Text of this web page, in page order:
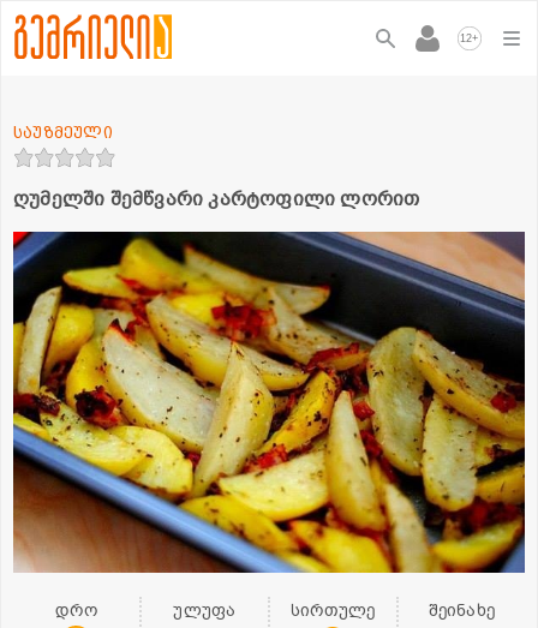
12+
ღუმელში შემწვარი კარტოფილი ლორით
საუზმეული
დრო ულუფა სირთულე შეინახე